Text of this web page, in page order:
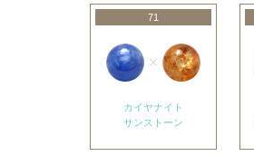
71
カイヤナイト
サンストーン